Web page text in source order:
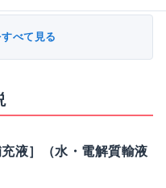
べて見る
液］（水・電解質輸液